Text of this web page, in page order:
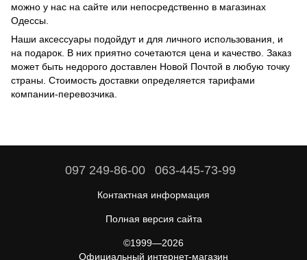
можно у нас на сайте или непосредственно в магазинах
Одессы.
Наши аксессуары подойдут и для личного использования, и
на подарок. В них приятно сочетаются цена и качество. Заказ
может быть недорого доставлен Новой Почтой в любую точку
страны. Стоимость доставки определяется тарифами
компании-перевозчика.
097 249-86-00 063-445-73-99
Контактная информация
Полная версия сайта
©1999—2026
Официальный интернет-магазин